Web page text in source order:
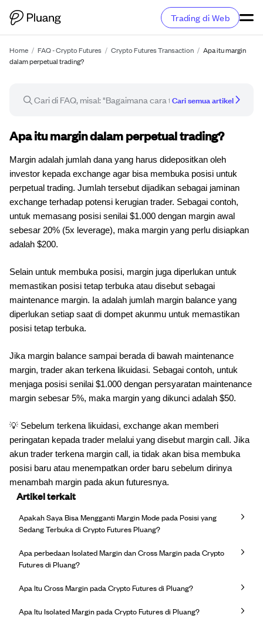
Trading di Web
Home / FAQ - Crypto Futures / Crypto Futures Transaction / Apa itu margin
dalam perpetual trading?
Cari semua artikel
Artikel FAQ
Apa itu margin dalam perpetual trading?
Margin adalah jumlah dana yang harus didepositkan oleh
investor kepada exchange agar bisa membuka posisi untuk
perpetual trading. Jumlah tersebut dijadikan sebagai jaminan
exchange terhadap potensi kerugian trader. Sebagai contoh,
untuk memasang posisi senilai $1.000 dengan margin awal
sebesar 20% (5x leverage), maka margin yang perlu disiapkan
adalah $200.
Selain untuk membuka posisi, margin juga diperlukan untuk
memastikan posisi tetap terbuka atau disebut sebagai
maintenance margin. Ia adalah jumlah margin balance yang
diperlukan setiap saat di dompet akunmu untuk memastikan
posisi tetap terbuka.
Jika margin balance sampai berada di bawah maintenance
margin, trader akan terkena likuidasi. Sebagai contoh, untuk
menjaga posisi senilai $1.000 dengan persyaratan maintenance
margin sebesar 5%, maka margin yang dikunci adalah $50.
💡 Sebelum terkena likuidasi, exchange akan memberi
peringatan kepada trader melalui yang disebut margin call. Jika
akun trader terkena margin call, ia tidak akan bisa membuka
posisi baru atau menempatkan order baru sebelum dirinya
menambah margin pada akun futuresnya.
Artikel terkait
Apakah Saya Bisa Mengganti Margin Mode pada Posisi yang
Sedang Terbuka di Crypto Futures Pluang?
Apa perbedaan Isolated Margin dan Cross Margin pada Crypto
Futures di Pluang?
Apa Itu Cross Margin pada Crypto Futures di Pluang?
Apa Itu Isolated Margin pada Crypto Futures di Pluang?